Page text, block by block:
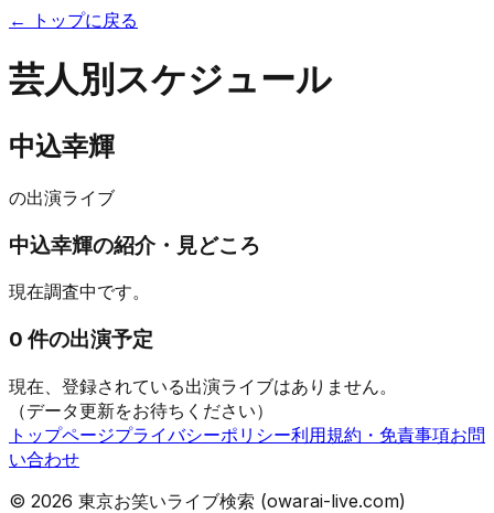
← トップに戻る
芸人別スケジュール
中込幸輝
の出演ライブ
中込幸輝の紹介・見どころ
現在調査中です。
0 件の出演予定
現在、登録されている出演ライブはありません。
（データ更新をお待ちください）
トップページプライバシーポリシー利用規約・免責事項お問
い合わせ
© 2026 東京お笑いライブ検索 (owarai-live.com)